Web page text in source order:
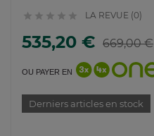
     LA REVUE (0)
535,20 € 669,00 €
OU PAYER EN
Derniers articles en stock